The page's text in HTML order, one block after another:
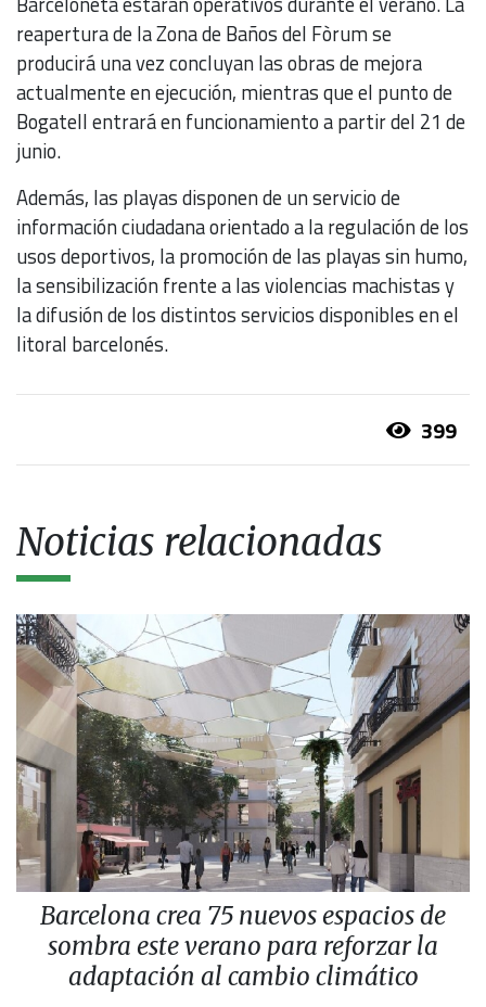
reapertura de la Zona de Baños del Fòrum se
producirá una vez concluyan las obras de mejora
actualmente en ejecución, mientras que el punto de
Bogatell entrará en funcionamiento a partir del 21 de
junio.
Además, las playas disponen de un servicio de
información ciudadana orientado a la regulación de los
usos deportivos, la promoción de las playas sin humo,
la sensibilización frente a las violencias machistas y
la difusión de los distintos servicios disponibles en el
litoral barcelonés.
399
Noticias relacionadas
Barcelona crea 75 nuevos espacios de
sombra este verano para reforzar la
adaptación al cambio climático